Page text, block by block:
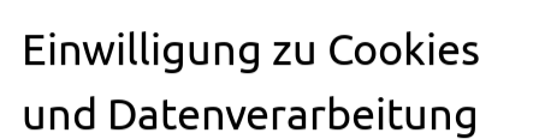
09:30-15:00 Uhr
09:30-15:00Uhr
Einwilligung zu Cookies
und Datenverarbeitung